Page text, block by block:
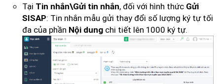
Tại Tin nhắn\Gửi tin nhắn, đối với hình thức Gửi
SISAP: Tin nhắn mẫu gửi thay đổi số lượng ký tự tối
đa của phần Nội dung chi tiết lên 1000 ký tự.